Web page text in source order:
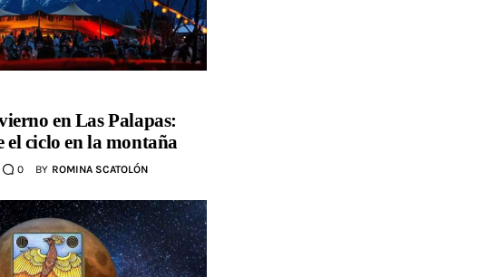
en Las Palapas:
el ciclo en la montaña
0 BY ROMINA SCATOLÓN